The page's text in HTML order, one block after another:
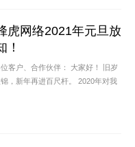
虎网络2021年元旦放
！
客户、合作伙伴： 大家好！ 旧岁
，新年再进百尺杆。 2020年对我
页设计的好处是什么
计师和前端来说，建立个人网站在
的作品非常重要，这能体现他们的
关键。对于网站主体也没什么可
网站公司告诉你网站
设计策略及注意事项